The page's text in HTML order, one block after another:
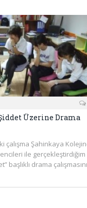
Üzerine Drama
çalışma Şahinkaya
ile gerçekleştirdiğim
başlıklı drama